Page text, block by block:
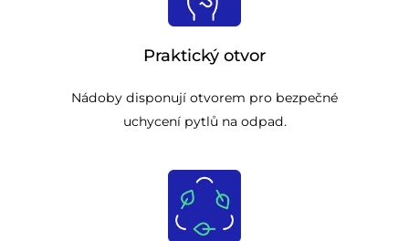
Praktický otvor
Nádoby disponují otvorem pro bezpečné
uchycení pytlů na odpad.